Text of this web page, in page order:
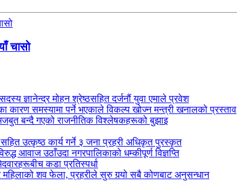
चासो
ज्ञानेन्द्र मोहन श्रेष्ठसहित दर्जनौं युवा एमाले प्रवेश
कारण समस्यामा पर्ने भएकाले विकल्प खोज्न मन्त्री खनालको प्रस्ताव
बन्दै गएको राजनीतिक विश्लेषकहरूको बुझाइ
सहित उत्कृष्ठ कार्य गर्ने ३ जना प्रहरी अधिकृत पुरस्कृत
आवाज उठाँउदा नगरपालिकाको धम्कीपूर्ण विज्ञप्ति
कडा प्रतिस्पर्धा
महिलाको शव फेला, प्रहरीले सुरु गर्‍यो सबै कोणबाट अनुसन्धान